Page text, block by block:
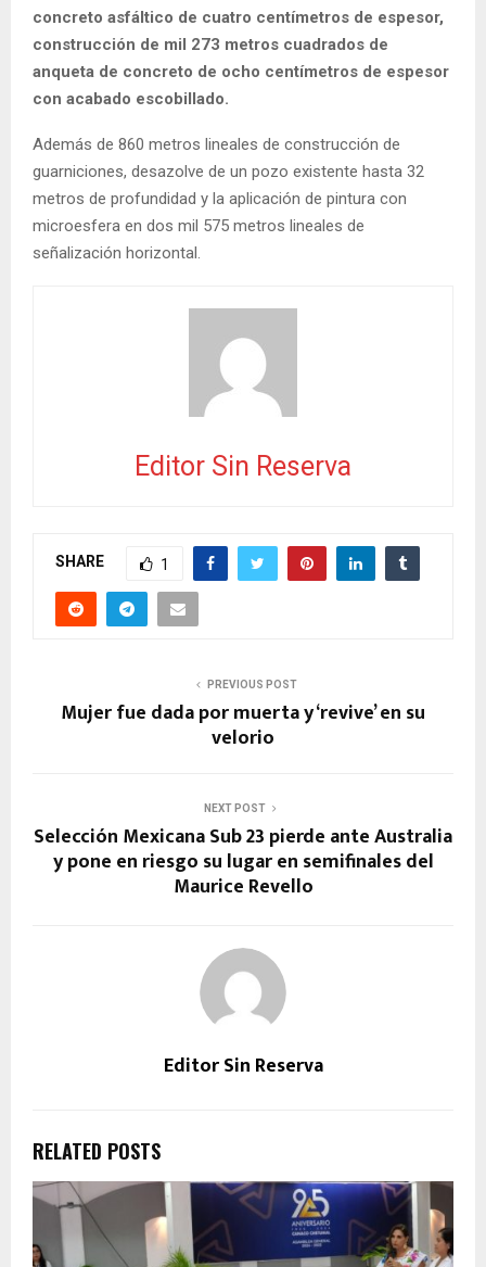
concreto asfáltico de cuatro centímetros de espesor,
construcción de mil 273 metros cuadrados de
anqueta de concreto de ocho centímetros de espesor
con acabado escobillado.
Además de 860 metros lineales de construcción de
guarniciones, desazolve de un pozo existente hasta 32
metros de profundidad y la aplicación de pintura con
microesfera en dos mil 575 metros lineales de
señalización horizontal.
Editor Sin Reserva
SHARE 1
PREVIOUS POST
Mujer fue dada por muerta y ‘revive’ en su
velorio
NEXT POST
Selección Mexicana Sub 23 pierde ante Australia
y pone en riesgo su lugar en semifinales del
Maurice Revello
Editor Sin Reserva
RELATED POSTS